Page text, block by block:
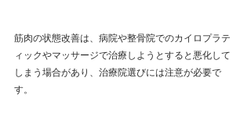
筋肉の状態改善は、病院や整骨院でのカイロプラテ
ィックやマッサージで治療しようとすると悪化して
しまう場合があり、治療院選びには注意が必要で
す。